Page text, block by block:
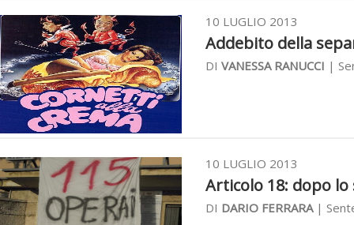
10 LUGLIO 2013
Addebito della
DI VANESSA RANUCCI |
10 LUGLIO 2013
Articolo 18: dopo
DI DARIO FERRARA|